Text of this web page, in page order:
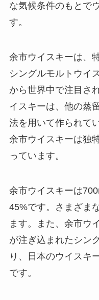
な気候条件のもとで
す。
余市ウイスキーは、
シングルモルトウイ
から世界中で注目さ
イスキーは、他の蒸
法を用いて作られて
余市ウイスキーは独
っています。
余市ウイスキーは
45%です。さまざま
ます。また、余市ウ
が注ぎ込まれたシン
り、日本のウイスキ
です。